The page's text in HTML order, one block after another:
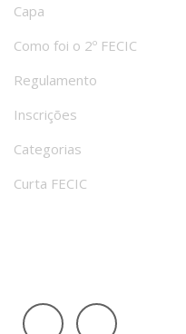
Capa
Como foi o 2º FECIC
Regulamento
Inscrições
Categorias
Curta FECIC